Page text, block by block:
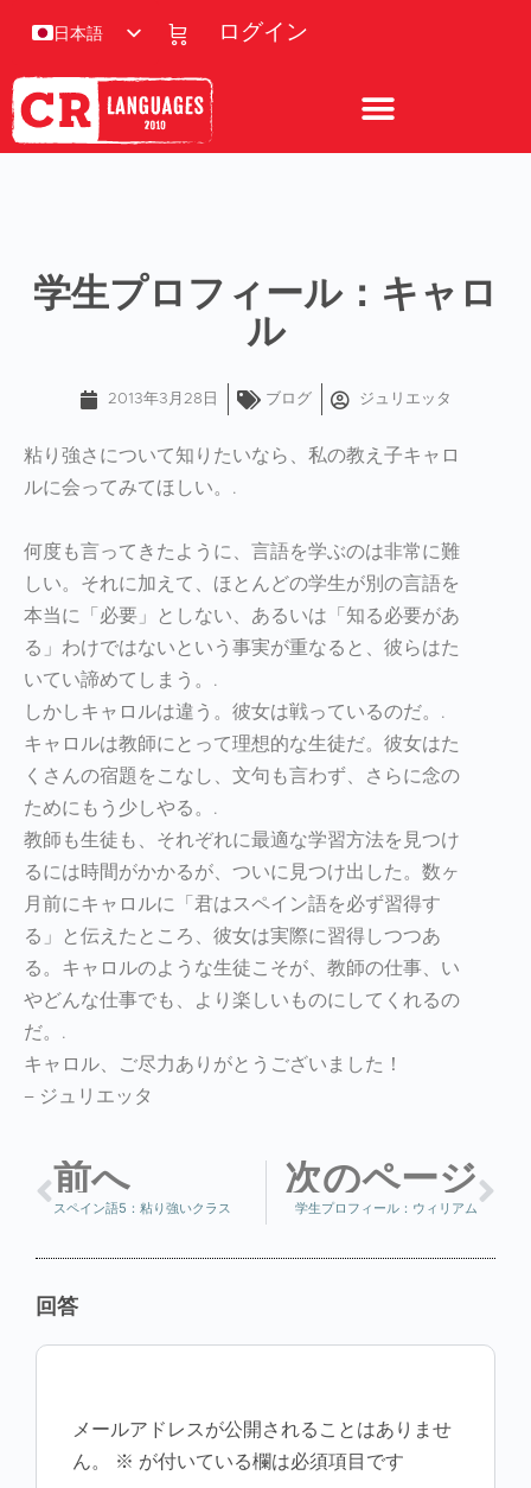
ログイン
日本語
学生プロフィール：キャロ
ル
2013年3月28日 ブログ ジュリエッタ
粘り強さについて知りたいなら、私の教え子キャロ
ルに会ってみてほしい。.
何度も言ってきたように、言語を学ぶのは非常に難
しい。それに加えて、ほとんどの学生が別の言語を
本当に「必要」としない、あるいは「知る必要があ
る」わけではないという事実が重なると、彼らはた
いてい諦めてしまう。.
しかしキャロルは違う。彼女は戦っているのだ。.
キャロルは教師にとって理想的な生徒だ。彼女はた
くさんの宿題をこなし、文句も言わず、さらに念の
ためにもう少しやる。.
教師も生徒も、それぞれに最適な学習方法を見つけ
るには時間がかかるが、ついに見つけ出した。数ヶ
月前にキャロルに「君はスペイン語を必ず習得す
る」と伝えたところ、彼女は実際に習得しつつあ
る。キャロルのような生徒こそが、教師の仕事、い
やどんな仕事でも、より楽しいものにしてくれるの
だ。.
キャロル、ご尽力ありがとうございました！
– ジュリエッタ
前へ
スペイン語5：粘り強いクラス
次のページ
学生プロフィール：ウィリアム
回答
メールアドレスが公開されることはありませ
ん。
※ が付いている欄は必須項目です